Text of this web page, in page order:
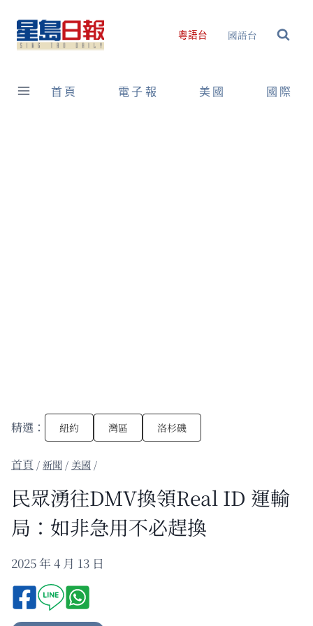
content
粵語台 國語台
首頁 電子報 美國 國際
精選： 紐約 灣區 洛杉磯
/新聞 / 美國 /
民眾湧往DMV換領Real ID 運輸
局：如非急用不必趕換
2025 年 4 月 13 日